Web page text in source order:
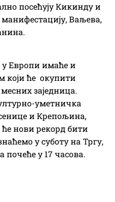
посећују Кикинду и
Ваљева,
у Европи имаће и
који ће окупити
заједница.
уметничка
и Крепољина,
нови рекорд бити
у суботу на Тргу,
у 17 часова.